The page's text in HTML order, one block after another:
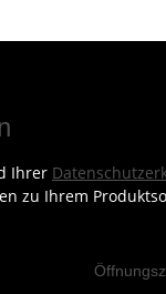
Ihrer
zu Ihrem